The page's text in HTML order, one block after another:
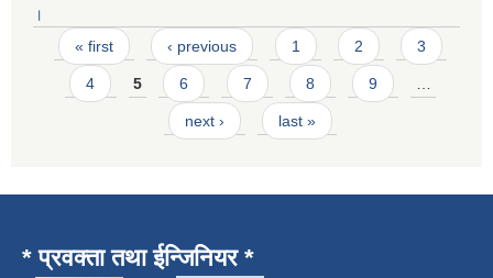
।
Pages
« first ‹ previous 1 2 3
4 5 6 7 8 9
next › last »
* प्रवक्ता तथा ईन्जिनियर *